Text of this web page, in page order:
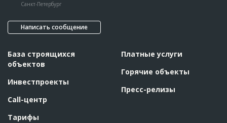
Санкт-Петербург
Написать сообщение
База строящихся
объектов
Инвестпроекты
Call-центр
Тарифы
Платные услуги
Горячие объекты
Пресс-релизы